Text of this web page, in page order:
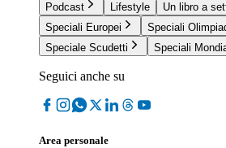
Podcast
Lifestyle
Un libro a
Speciali Europei
Speciali
Speciale Scudetti
Speciali
Seguici anche su
Area personale